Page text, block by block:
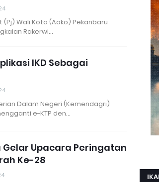
(Pj) Wali Kota (Aako) Pekanbaru
Rakerwi…
IKD Sebagai
Dalam Negeri (Kemendagri)
e-KTP den…
Gelar Upacara Peringatan
Ke-28